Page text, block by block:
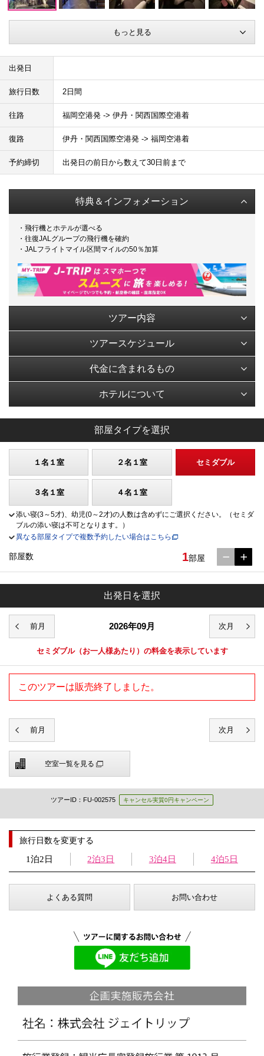
もっと見る
出発日
旅行日数 2日間
往路 福岡空港発 -> 伊丹・関西国際空港着
復路 伊丹・関西国際空港発 -> 福岡空港着
予約締切 出発日の前日から数えて30日前まで
特典＆インフォメーション
・飛行機とホテルが選べる
・往復JALグループの飛行機を確約
・JALフライトマイル区間マイルの50％加算
ツアー内容
ツアースケジュール
代金に含まれるもの
ホテルについて
部屋タイプを選択
１名１室 ２名１室 セミダブル
３名１室 ４名１室
添い寝(3～5才)、幼児(0～2才)の人数は含めずにご選択ください。（セミダ
ブルの添い寝は不可となります。）
異なる部屋タイプで複数予約したい場合はこちら
部屋数 1部屋
出発日を選択
2026年09月
セミダブル（お一人様あたり）の料金を表示しています
このツアーは販売終了しました。
空室一覧を見る
ツアーID：FU-002575 キャンセル実質0円キャンペーン
旅行日数を変更する
1泊2日 2泊3日 3泊4日 4泊5日
よくある質問 お問い合わせ